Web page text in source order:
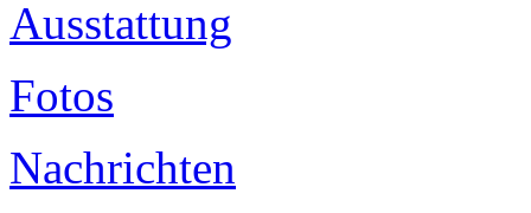
Ausstattung
Fotos
Nachrichten